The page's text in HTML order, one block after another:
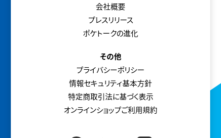
会社概要
プレスリリース
ポケトークの進化
その他
プライバシーポリシー
情報セキュリティ基本方針
特定商取引法に基づく表示
オンラインショップご利用規約